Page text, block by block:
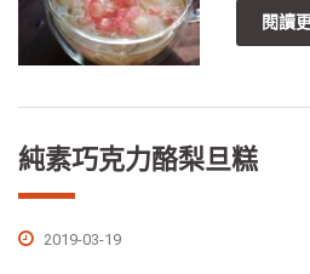
閱讀
純素巧克力酪梨旦糕
2019-03-19